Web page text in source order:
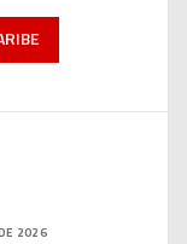
2026